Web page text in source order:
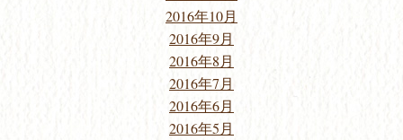
2016年10月
2016年9月
2016年8月
2016年7月
2016年6月
2016年5月